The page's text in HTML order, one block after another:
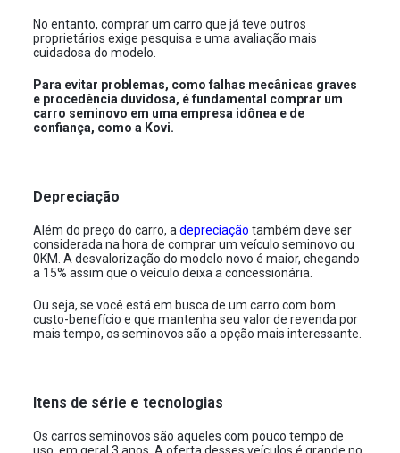
No entanto, comprar um carro que já teve outros
proprietários exige pesquisa e uma avaliação mais
cuidadosa do modelo.
Para evitar problemas, como falhas mecânicas graves
e procedência duvidosa, é fundamental comprar um
carro seminovo em uma empresa idônea e de
confiança, como a Kovi.
Depreciação
Além do preço do carro, adepreciação também deve ser
considerada na hora de comprar um veículo seminovo ou
0KM. A desvalorização do modelo novo é maior, chegando
a 15% assim que o veículo deixa a concessionária.
Ou seja, se você está em busca de um carro com bom
custo-benefício e que mantenha seu valor de revenda por
mais tempo, os seminovos são a opção mais interessante.
Itens de série e tecnologias
Os carros seminovos são aqueles com pouco tempo de